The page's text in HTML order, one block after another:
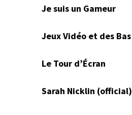
Je suis un Gameur
Jeux Vidéo et des Bas
Le Tour d’Écran
Sarah Nicklin (official)